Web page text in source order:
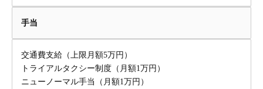
手当
交通費支給（上限月額5万円）
トライアルタクシー制度（月額1万円）
ニューノーマル手当（月額1万円）